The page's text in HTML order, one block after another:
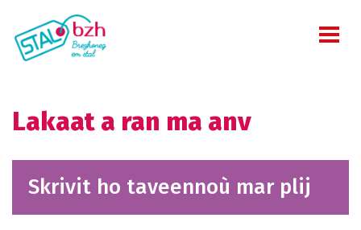
Lakaat a ran ma anv
Skrivit ho taveennoù mar plij